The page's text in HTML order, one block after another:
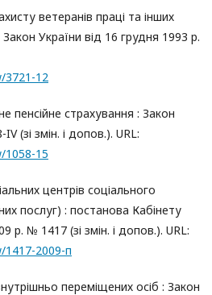
ветеранів праці та інших
України від 16 грудня 1993 р.
3721-12
пенсійне страхування : Закон
(зі змін. і допов.). URL:
1058-15
центрів соціального
послуг) : постанова Кабінету
р. № 1417 (зі змін. і допов.). URL:
2009-п
переміщених осіб : Закон